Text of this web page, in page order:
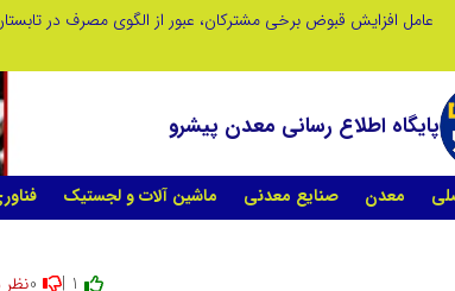
پنجمین مانور سراسری «صد شب، صد بازدید» به میزبانی منطقه برق
پایگاه اطلاع رسانی معدن پیشرو
معدن صنایع معدنی ماشین آلات و لجستیک